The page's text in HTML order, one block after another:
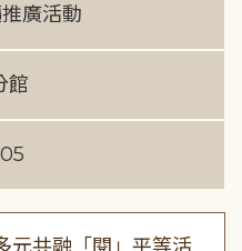
廣活動
館